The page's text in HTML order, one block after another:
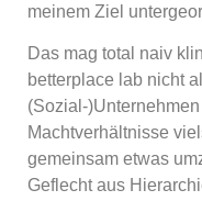
meinem Ziel
Das mag total naiv
betterplace lab nicht
(Sozial-
Machtverhältnisse
gemeinsam etwas
Geflecht aus